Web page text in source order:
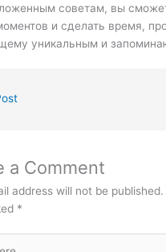
советам, вы
и сделать время,
уникальным и
a Comment
address will not be published.
*